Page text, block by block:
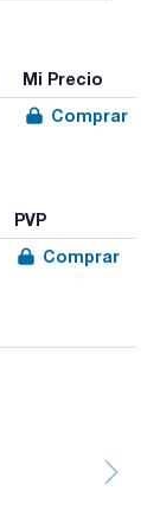
Mi Precio
Comprar
PVP
Comprar